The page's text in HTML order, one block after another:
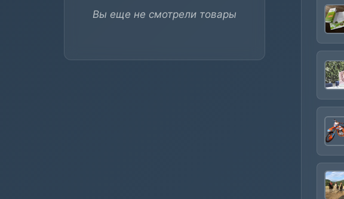
Вы еще не смотрели товары